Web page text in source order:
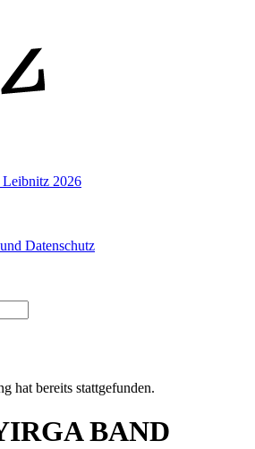
Leibnitz 2026
Datenschutz
hat bereits stattgefunden.
BAND